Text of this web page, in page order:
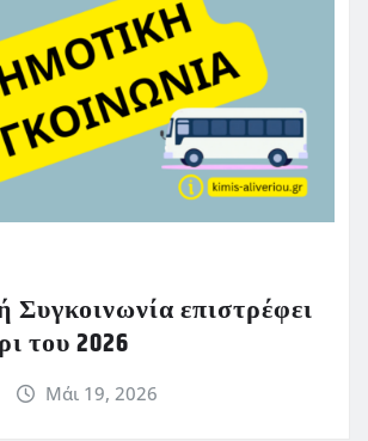
επιστρέφει
του 2026
Μάι 19, 2026